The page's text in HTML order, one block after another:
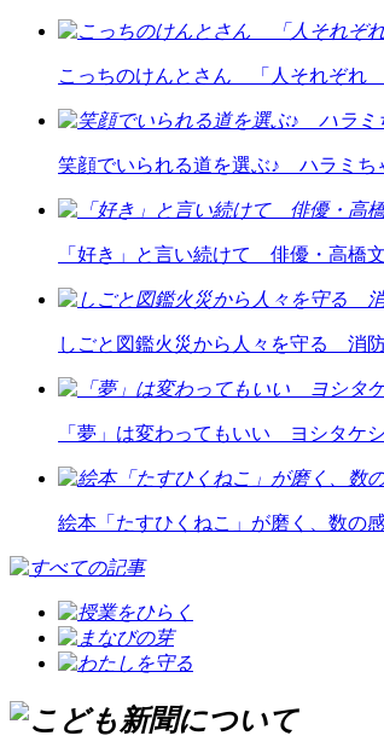
こっちのけんとさん 「人それぞれ
笑顔でいられる道を選ぶ♪ ハラミち
「好き」と言い続けて 俳優・高橋
しごと図鑑火災から人々を守る 消
「夢」は変わってもいい ヨシタケ
絵本「たすひくねこ」が磨く、数の